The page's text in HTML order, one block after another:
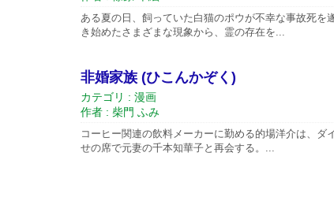
ある夏の日、飼っていた白猫のポウが不幸な事故死
き始めたさまざまな現象から、霊の存在を...
非婚家族 (ひこんかぞく)
カテゴリ : 漫画
作者 : 柴門 ふみ
コーヒー関連の飲料メーカーに勤める的場洋介は、
せの席で元妻の千本知華子と再会する。...